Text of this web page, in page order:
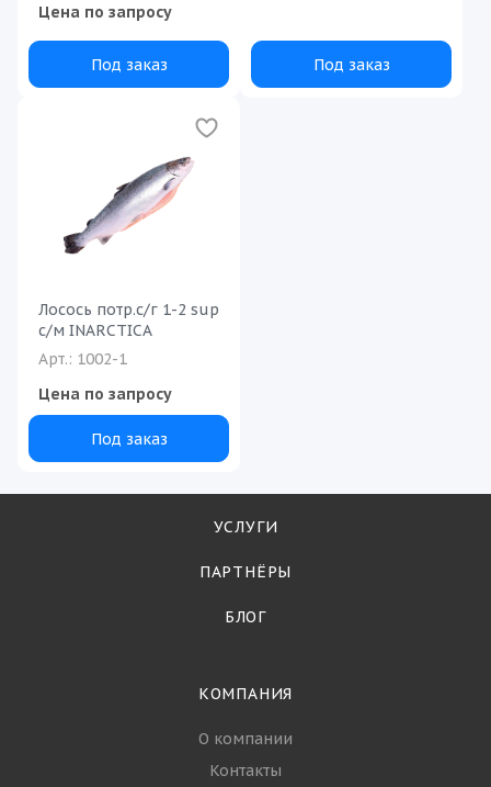
Цена по запросу
Под заказ Под заказ
Лосось потр.с/г 1-2 sup
с/м INARCTICA
Арт.: 1002-1
Цена по запросу
Под заказ
УСЛУГИ
ПАРТНЁРЫ
БЛОГ
КОМПАНИЯ
О компании
Контакты